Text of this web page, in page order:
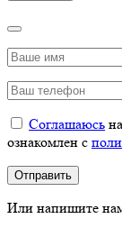
Соглашаюсь
ознакомлен с
Или напишите